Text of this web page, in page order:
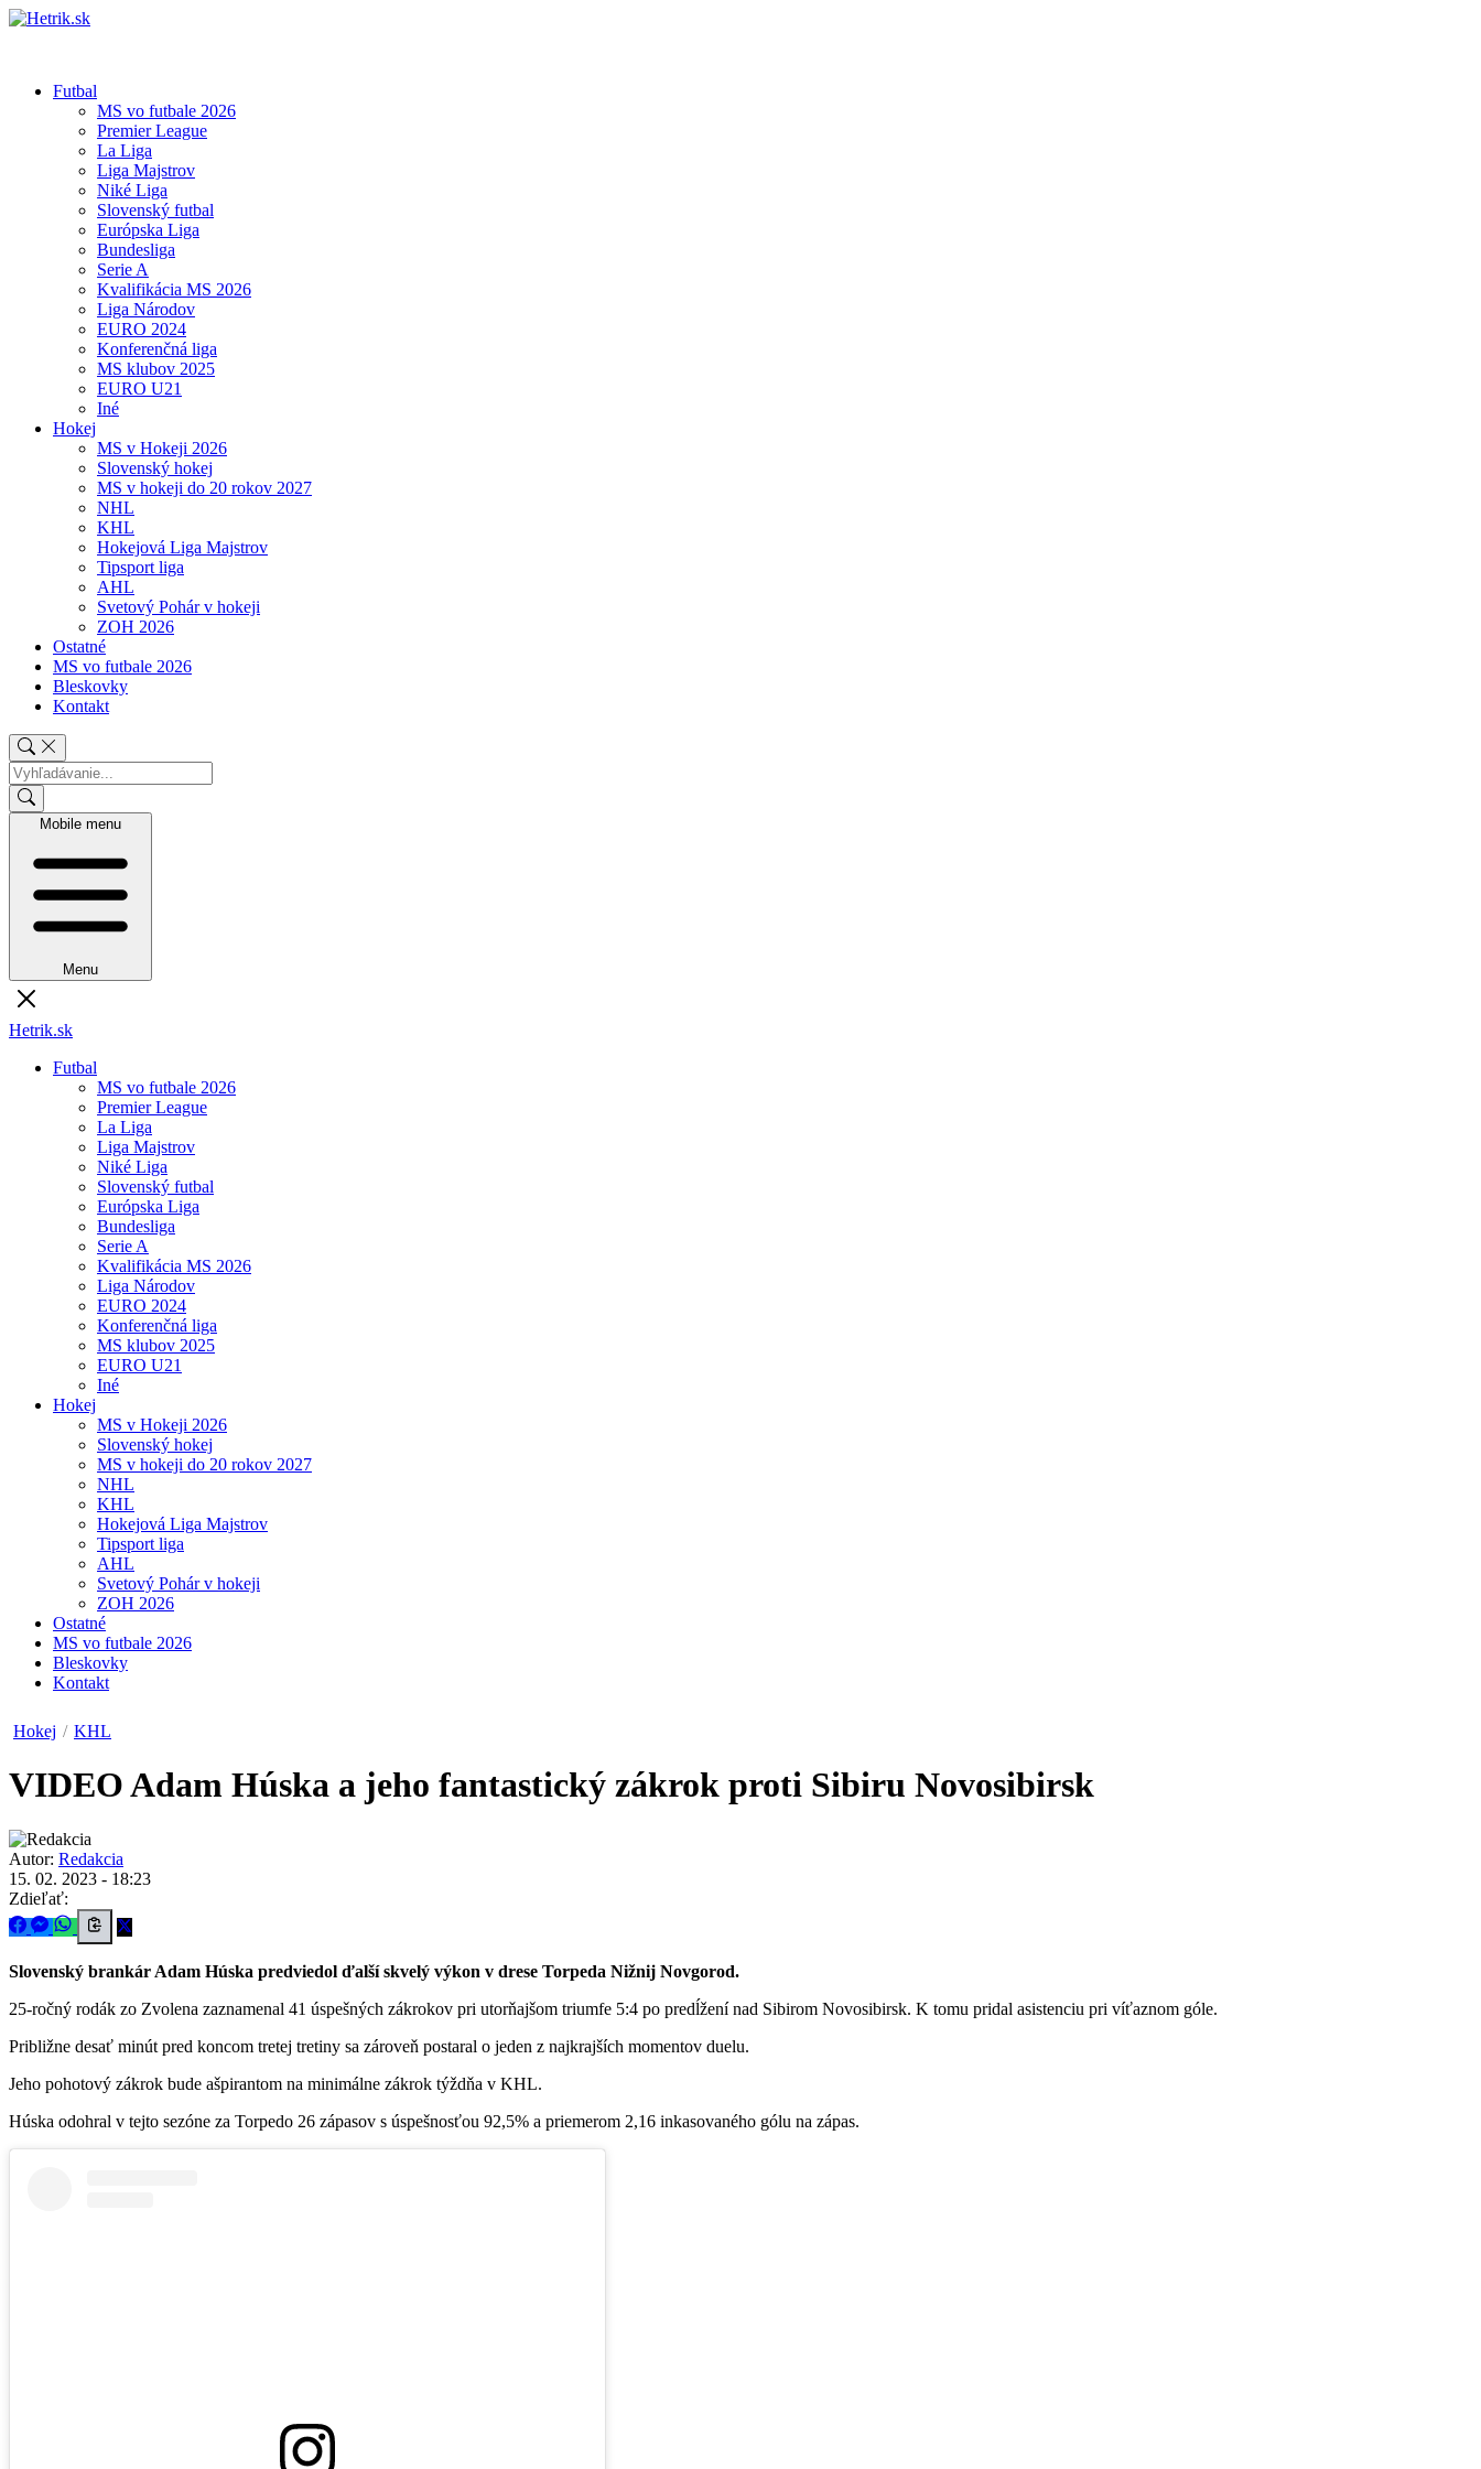
Futbal
MS vo futbale 2026
Premier League
La Liga
Liga Majstrov
Niké Liga
Slovenský futbal
Európska Liga
Bundesliga
Serie A
Kvalifikácia MS 2026
Liga Národov
EURO 2024
Konferenčná liga
MS klubov 2025
EURO U21
Iné
Hokej
MS v Hokeji 2026
Slovenský hokej
MS v hokeji do 20 rokov 2027
NHL
KHL
Hokejová Liga Majstrov
Tipsport liga
AHL
Svetový Pohár v hokeji
ZOH 2026
Ostatné
MS vo futbale 2026
Bleskovky
Kontakt
Mobile menu
Menu
Hetrik.sk
Futbal
MS vo futbale 2026
Premier League
La Liga
Liga Majstrov
Niké Liga
Slovenský futbal
Európska Liga
Bundesliga
Serie A
Kvalifikácia MS 2026
Liga Národov
EURO 2024
Konferenčná liga
MS klubov 2025
EURO U21
Iné
Hokej
MS v Hokeji 2026
Slovenský hokej
MS v hokeji do 20 rokov 2027
NHL
KHL
Hokejová Liga Majstrov
Tipsport liga
AHL
Svetový Pohár v hokeji
ZOH 2026
Ostatné
MS vo futbale 2026
Bleskovky
Kontakt
Hokej / KHL
VIDEOAdam Húska a jeho fantastický zákrok proti Sibiru Novosibirsk
Autor: Redakcia
15. 02. 2023 - 18:23
Zdieľať:
Slovenský brankár Adam Húska predviedol ďalší skvelý výkon v drese Torpeda Nižnij Novgorod.
25-ročný rodák zo Zvolena zaznamenal 41 úspešných zákrokov pri utorňajšom triumfe 5:4 po predĺžení nad Sibirom Novosibirsk. K tomu pridal asistenciu pri víťaznom góle.
Približne desať minút pred koncom tretej tretiny sa zároveň postaral o jeden z najkrajších momentov duelu.
Jeho pohotový zákrok bude ašpirantom na minimálne zákrok týždňa v KHL.
Húska odohral v tejto sezóne za Torpedo 26 zápasov s úspešnosťou 92,5% a priemerom 2,16 inkasovaného gólu na zápas.